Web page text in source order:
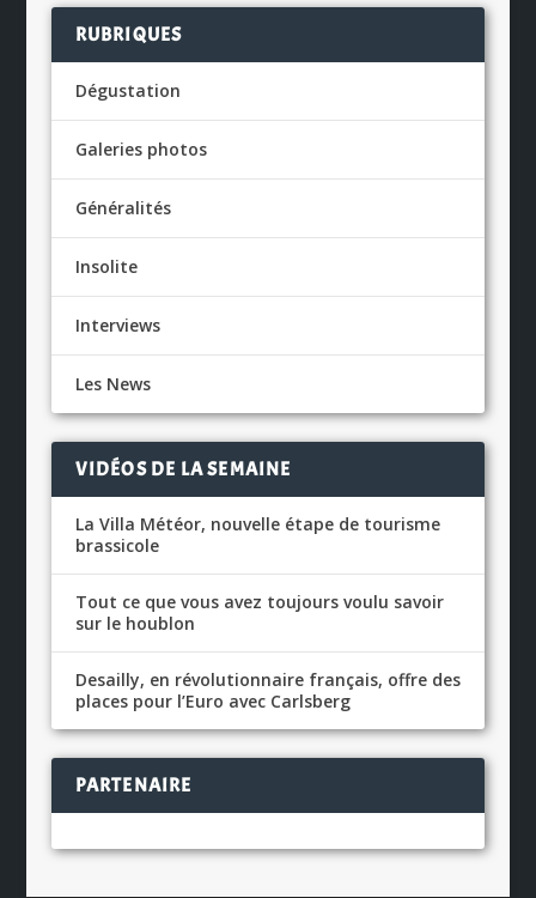
RUBRIQUES
Dégustation
Galeries photos
Généralités
Insolite
Interviews
Les News
VIDÉOS DE LA SEMAINE
La Villa Météor, nouvelle étape de tourisme
brassicole
Tout ce que vous avez toujours voulu savoir
sur le houblon
Desailly, en révolutionnaire français, offre des
places pour l’Euro avec Carlsberg
PARTENAIRE